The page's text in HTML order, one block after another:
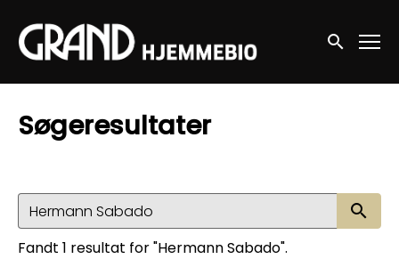
Accessibility Links
Søg nu
Søgeresultater
Fandt 1 resultat for "Hermann Sabado".